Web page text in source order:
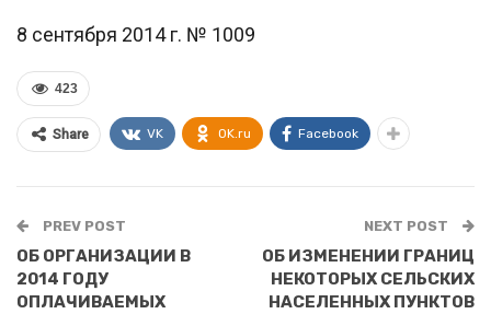
8 сентября 2014 г. № 1009
423
Share VK OK.ru Facebook
PREV POST
ОБ ОРГАНИЗАЦИИ В
2014 ГОДУ
ОПЛАЧИВАЕМЫХ
NEXT POST
ОБ ИЗМЕНЕНИИ ГРАНИЦ
НЕКОТОРЫХ СЕЛЬСКИХ
НАСЕЛЕННЫХ ПУНКТОВ